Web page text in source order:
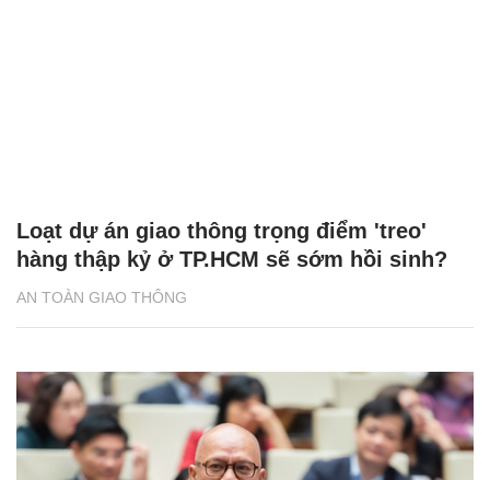
AN TOÀN GIAO THÔNG
Loạt dự án giao thông trọng điểm 'treo'
hàng thập kỷ ở TP.HCM sẽ sớm hồi sinh?